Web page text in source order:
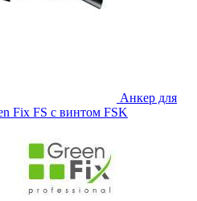
Анкер для
Fix FS с винтом FSK